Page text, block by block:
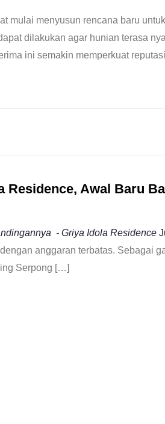
mulai menyusun rencana baru
dilakukan agar hunian terasa
ini semakin memperkuat
Residence, Awal Baru
- Griya Idola Residence
anggaran terbatas. Sebagai
Serpong […]